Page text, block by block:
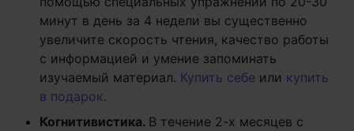
минут в день за 4 недели вы существенно
увеличите скорость чтения, качество работы
с информацией и умение запоминать
изучаемый материал. Купить себе или купить
в подарок.
Когнитивистика. В течение 2-х месяцев с